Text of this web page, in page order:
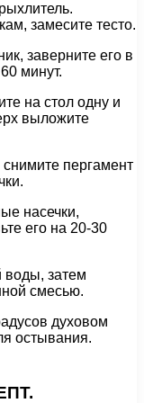
замесите тесто.
заверните его в
минут.
на стол одну и
выложите
снимите пергамент
насечки,
его на 20-30
воды, затем
смесью.
духовом
остывания.